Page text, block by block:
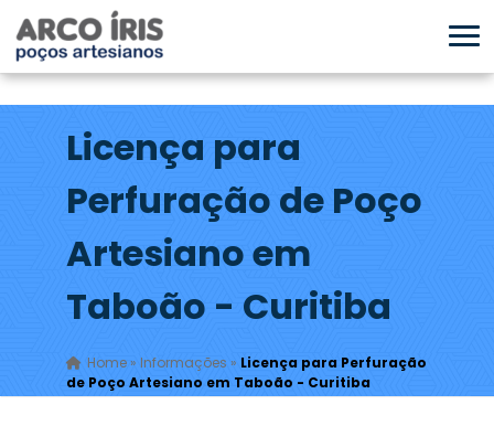
Licença para
Perfuração de Poço
Artesiano em
Taboão - Curitiba
Home» Informações » Licença para Perfuração
de Poço Artesiano em Taboão - Curitiba